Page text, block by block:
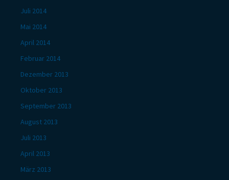
Juli 2014
Mai 2014
April 2014
Februar 2014
Dezember 2013
Oktober 2013
September 2013
August 2013
Juli 2013
April 2013
März 2013